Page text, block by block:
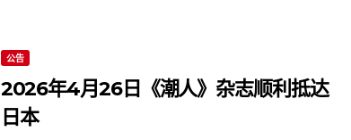
公告
2026年4月26日《潮人》杂志顺利抵达
日本